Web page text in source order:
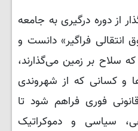
از دوره درگیری به جامعه
انتقالی فراگیر» دانست و
که سلاح بر زمین می‌گذارند،
و کسانی که از شهروندی
فوری فراهم شود تا
سیاسی و دموکراتیک